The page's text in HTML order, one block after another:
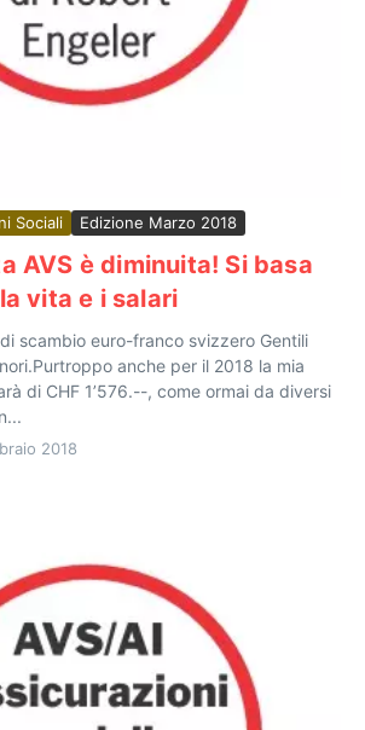
Sociali Edizione Marzo 2018
AVS è diminuita! Si basa
vita e i salari
scambio euro-franco svizzero Gentili
anche per il 2018 la mia
di CHF 1’576.--, come ormai da diversi
2018